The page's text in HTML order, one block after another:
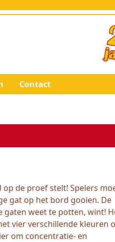
Contact
de proef stelt! Spelers
gat op het bord gooien. De
gaten weet te potten, wint!
vier verschillende kleuren
om concentratie- en